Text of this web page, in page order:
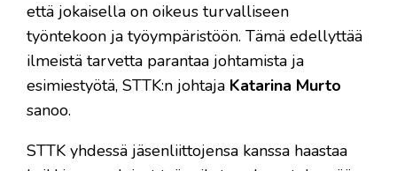
että jokaisella on oikeus turvalliseen
työntekoon ja työympäristöön. Tämä edellyttää
ilmeistä tarvetta parantaa johtamista ja
esimiestyötä, STTK:n johtaja Katarina Murto
sanoo.
STTK yhdessä jäsenliittojensa kanssa haastaa